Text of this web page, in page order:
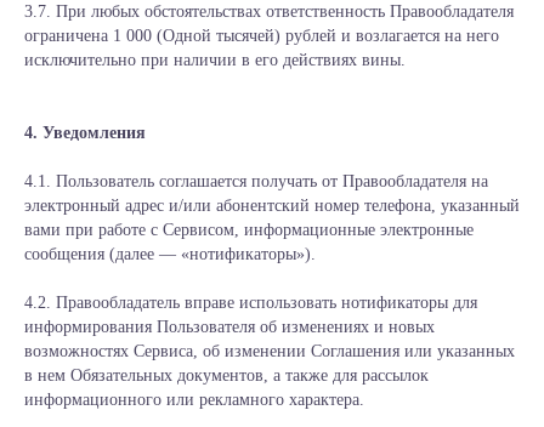
3.7. При любых обстоятельствах ответственность Правообладателя
ограничена 1 000 (Одной тысячей) рублей и возлагается на него
исключительно при наличии в его действиях вины.
4. Уведомления
4.1. Пользователь соглашается получать от Правообладателя на
электронный адрес и/или абонентский номер телефона, указанный
вами при работе с Сервисом, информационные электронные
сообщения (далее — «нотификаторы»).
4.2. Правообладатель вправе использовать нотификаторы для
информирования Пользователя об изменениях и новых
возможностях Сервиса, об изменении Соглашения или указанных
в нем Обязательных документов, а также для рассылок
информационного или рекламного характера.